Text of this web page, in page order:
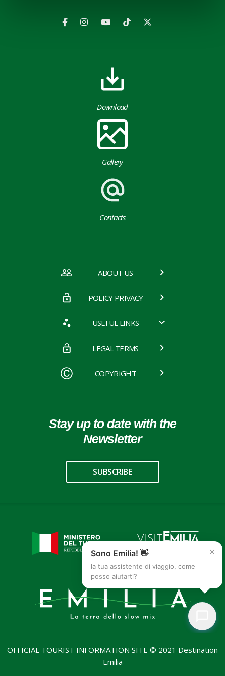
Download
Gallery
Contacts
ABOUT US
POLICY PRIVACY
USEFUL LINKS
LEGAL TERMS
COPYRIGHT
Stay up to date with the
Newsletter
SUBSCRIBE
OFFICIAL TOURIST INFORMATION SITE © 2021 Destination
Emilia
×
Sono Emilia! 👋
la tua assistente di viaggio, come
posso aiutarti?